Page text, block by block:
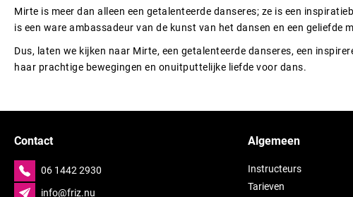
Mirte is meer dan alleen een getalenteerde danseres; ze is een
is een ware ambassadeur van de kunst van het dansen en een geliefde
Dus, laten we kijken naar Mirte, een getalenteerde danseres, een
haar prachtige bewegingen en onuitputtelijke liefde voor dans.
Contact
06 1442 2930
info@friz.nu
Algemeen
Instructeurs
Tarieven